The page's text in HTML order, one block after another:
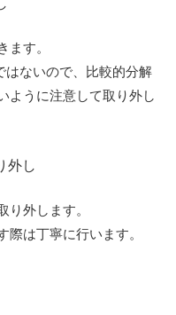
す。
ないので、比較的分解
ように注意して取り外し
外します。
は丁寧に行います。